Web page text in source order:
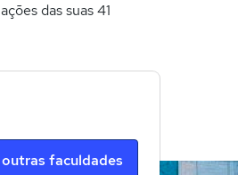
das suas 41
faculdades